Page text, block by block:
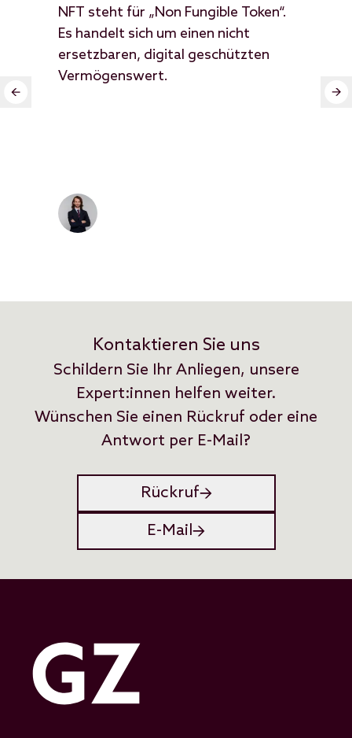
NFT steht für „Non Fungible Token“.
Es handelt sich um einen nicht
ersetzbaren, digital geschützten
Vermögenswert.
Kontaktieren Sie uns
Schildern Sie Ihr Anliegen, unsere
Expert:innen helfen weiter.
Wünschen Sie einen Rückruf oder eine
Antwort per E-Mail?
Rückruf
E-Mail